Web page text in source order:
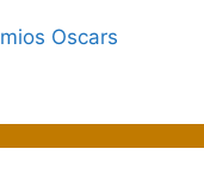
Oscars